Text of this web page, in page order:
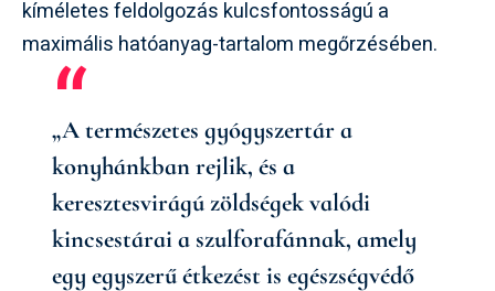
kíméletes feldolgozás kulcsfontosságú a
maximális hatóanyag-tartalom megőrzésében.
„A természetes gyógyszertár a
konyhánkban rejlik, és a
keresztesvirágú zöldségek valódi
kincsestárai a szulforafánnak, amely
egy egyszerű étkezést is egészségvédő